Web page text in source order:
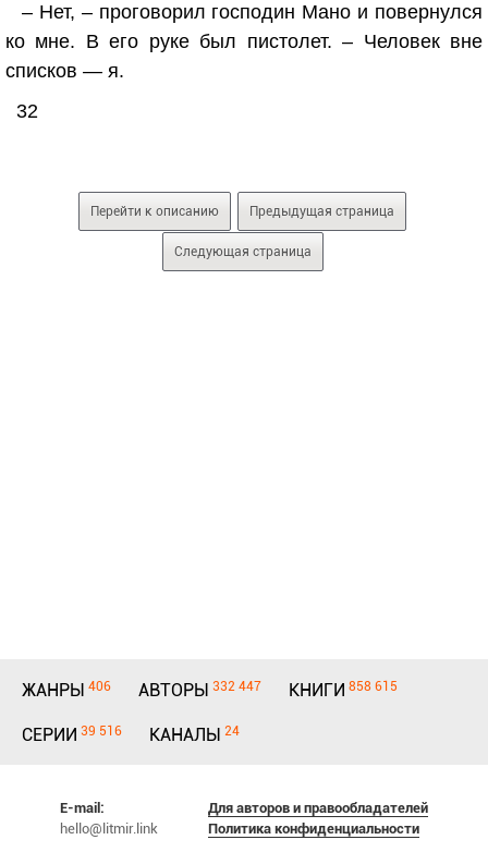
– Нет, – проговорил господин Мано и повернулся
ко мне. В его руке был пистолет. – Человек вне
списков — я.
32
Перейти к описанию Предыдущая страница
Следующая страница
ЖАНРЫ 406 АВТОРЫ 332 447 КНИГИ 858 615
СЕРИИ 39 516 КАНАЛЫ 24
E-mail:
hello@litmir.link
Для авторов и правообладателей
Политика конфиденциальности